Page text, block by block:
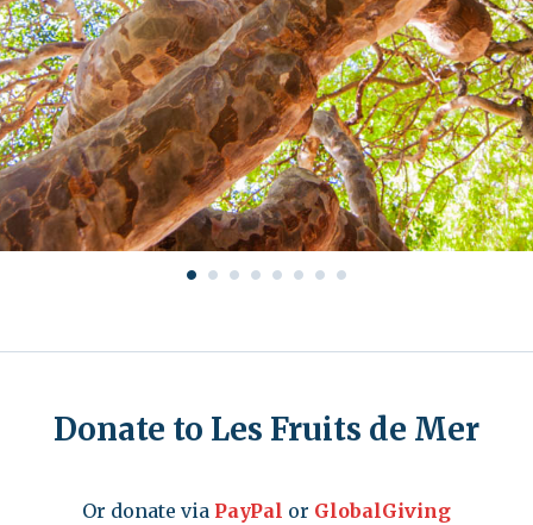
• • • • • • • •
Donate to Les Fruits de Mer
Or donate via PayPal or GlobalGiving